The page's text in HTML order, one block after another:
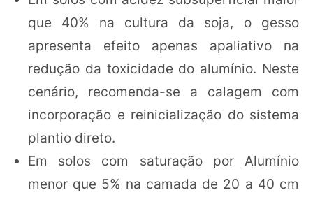
que 40% na cultura da soja, o gesso
apresenta efeito apenas apaliativo na
redução da toxicidade do alumínio. Neste
cenário, recomenda-se a calagem com
incorporação e reinicialização do sistema
plantio direto.
Em solos com saturação por Alumínio
menor que 5% na camada de 20 a 40 cm